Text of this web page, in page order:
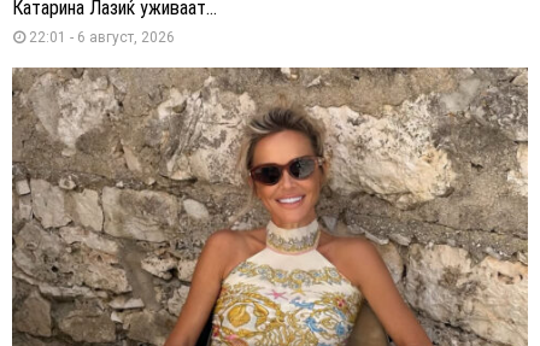
Катарина Лазиќ уживаат...
22:01 - 6 август, 2026